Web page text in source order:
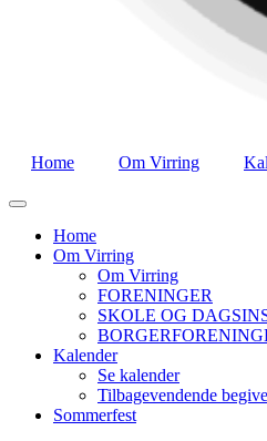
Home Om Virring
Home
Om Virring
Om Virring
FORENINGER
SKOLE OG
Kalender
Se kalender
Tilbagevendende
Sommerfest